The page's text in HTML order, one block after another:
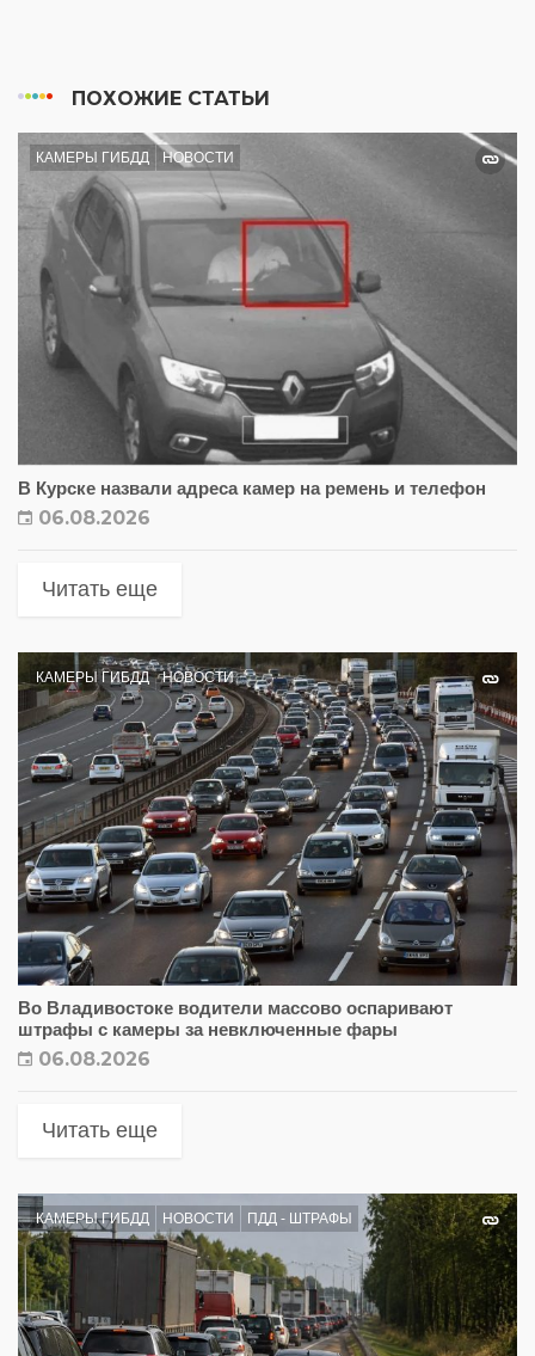
ПОХОЖИЕ СТАТЬИ
КАМЕРЫ ГИБДД НОВОСТИ
В Курске назвали адреса камер на ремень и телефон
06.08.2026
Читать еще
КАМЕРЫ ГИБДД НОВОСТИ
Во Владивостоке водители массово оспаривают
штрафы с камеры за невключенные фары
06.08.2026
Читать еще
КАМЕРЫ ГИБДД НОВОСТИ ПДД - ШТРАФЫ